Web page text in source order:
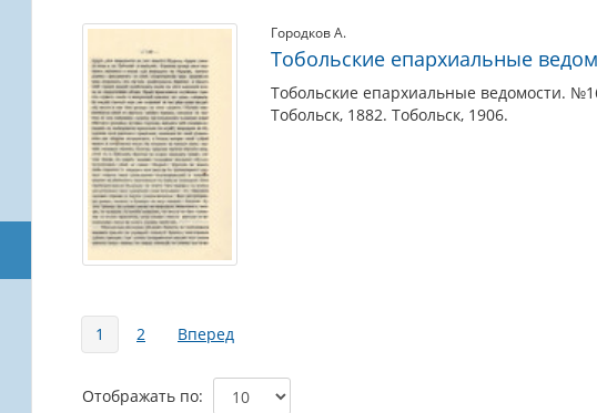
Городков А.
Тобольские епархиальные
Тобольские епархиальные ведомости.
Тобольск, 1882. Тобольск, 1906.
Страницы
1 2 Вперед
Отображать по